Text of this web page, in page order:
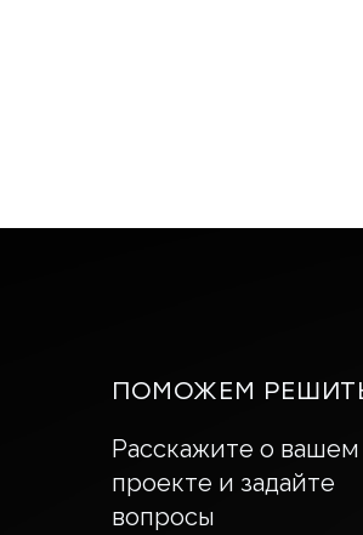
ПОМОЖЕМ
Расскажите о вашем
проекте и задайте
вопросы